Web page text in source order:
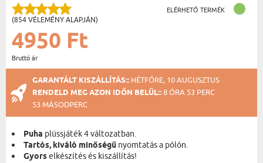
(854 VÉLEMÉNY ALAPJÁN)
ELÉRHETŐ TERMÉK
4950 Ft
Bruttó ár
GARANTÁLT KISZÁLLÍTÁS:: HÉTFŐRE, 10 AUGUSZTUS
RENDELD MEG AZON IDŐN BELÜL::8 ÓRA 53 PERC
52 MÁSODPERC
Puha plüssjáték 4 változatban.
Tartós, kiváló minőségű nyomtatás a pólón.
Gyorselkészítés és kiszállítás!